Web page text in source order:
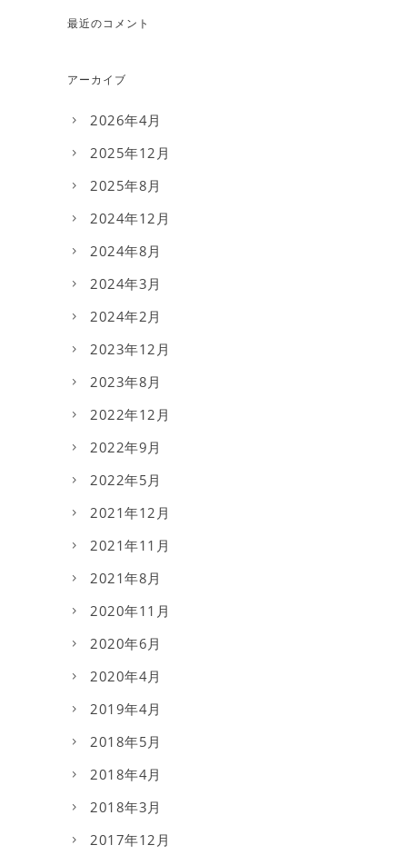
最近のコメント
アーカイブ
2026年4月
2025年12月
2025年8月
2024年12月
2024年8月
2024年3月
2024年2月
2023年12月
2023年8月
2022年12月
2022年9月
2022年5月
2021年12月
2021年11月
2021年8月
2020年11月
2020年6月
2020年4月
2019年4月
2018年5月
2018年4月
2018年3月
2017年12月